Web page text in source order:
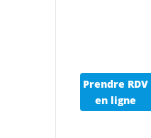
Prendre RDV
en ligne